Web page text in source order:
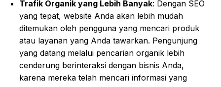
Trafik Organik yang Lebih Banyak: Dengan SEO
yang tepat, website Anda akan lebih mudah
ditemukan oleh pengguna yang mencari produk
atau layanan yang Anda tawarkan. Pengunjung
yang datang melalui pencarian organik lebih
cenderung berinteraksi dengan bisnis Anda,
karena mereka telah mencari informasi yang